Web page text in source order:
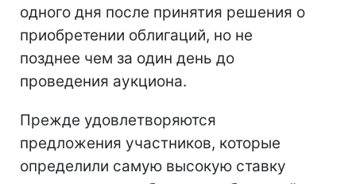
одного дня после принятия решения о
приобретении облигаций, но не
позднее чем за один день до
проведения аукциона.
Прежде удовлетворяются
предложения участников, которые
определили самую высокую ставку